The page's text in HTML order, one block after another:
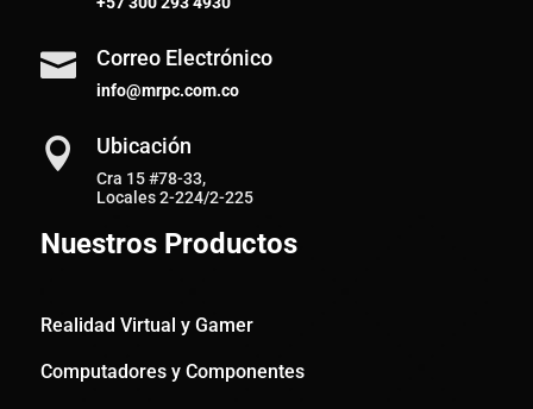
 Correo Electrónico
info@mrpc.com.co
 Ubicación
Cra 15 #78-33,
Locales 2-224/2-225
Nuestros Productos
Realidad Virtual y Gamer
Computadores y Componentes